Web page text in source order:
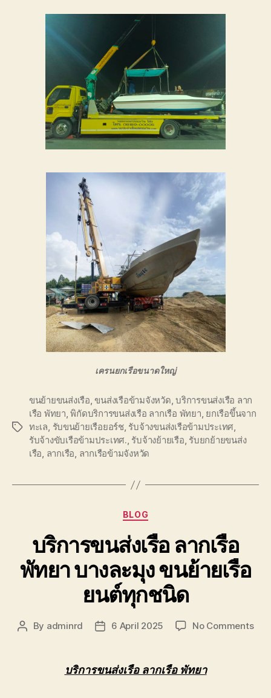
ระหว่าง
ย้าย
การ
เดิน
ทาง
ขนส่ง
เรือ
ให้
ถึงที่
เครนยกเรือขนาดใหญ่
Tags
ขนย้ายขนส่งเรือ,ขนส่งเรือข้ามจังหวัด,บริการขนส่งเรือ ลาก
เรือ พัทยา,พิกัดบริการขนส่งเรือ ลากเรือ พัทยา, ยกเรือขึ้นจาก
ทะเล, รับขนย้ายเรือยอร์ช, รับจ้างขนส่งเรือข้ามประเทศ,
รับจ้างขับเรือข้ามประเทศ., รับจ้างย้ายเรือ, รับยกย้ายขนส่ง
เรือ, ลากเรือ, ลากเรือข้ามจังหวัด
Categories
BLOG
บริการขนส่งเรือ ลากเรือ
พัทยา บางละมุง ขนย้ายเรือ
ยนต์ทุกชนิด
Post
By adminrd
Post6 April 2025 No Commentson
บริการขนส่งเรือ ลากเรือ พัทยา